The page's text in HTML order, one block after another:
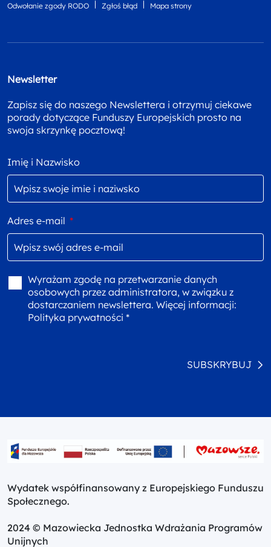
Odwołanie zgody RODO Zgłoś błąd Mapa strony
Newsletter
Zapisz się do naszego Newslettera i otrzymuj ciekawe
porady dotyczące Funduszy Europejskich prosto na
swoja skrzynkę pocztową!
Imię i Nazwisko
Adres e-mail *
Wyrażam zgodę na przetwarzanie danych
osobowych przez administratora, w związku z
dostarczaniem newslettera. Więcej informacji:
Polityka prywatności *
SUBSKRYBUJ
Wydatek współfinansowany z Europejskiego Funduszu
Społecznego.
2024 © Mazowiecka Jednostka Wdrażania Programów
Unijnych